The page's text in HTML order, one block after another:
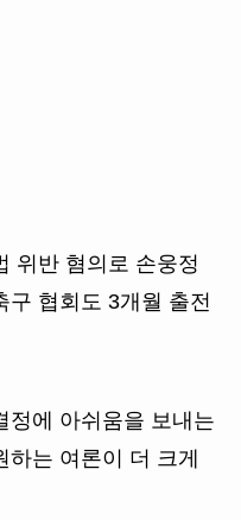
위반 혐의로 손웅정
구 협회도 3개월 출전
정에 아쉬움을 보내는
는 여론이 더 크게